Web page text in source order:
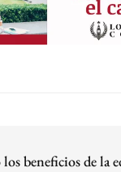
beneficios de la